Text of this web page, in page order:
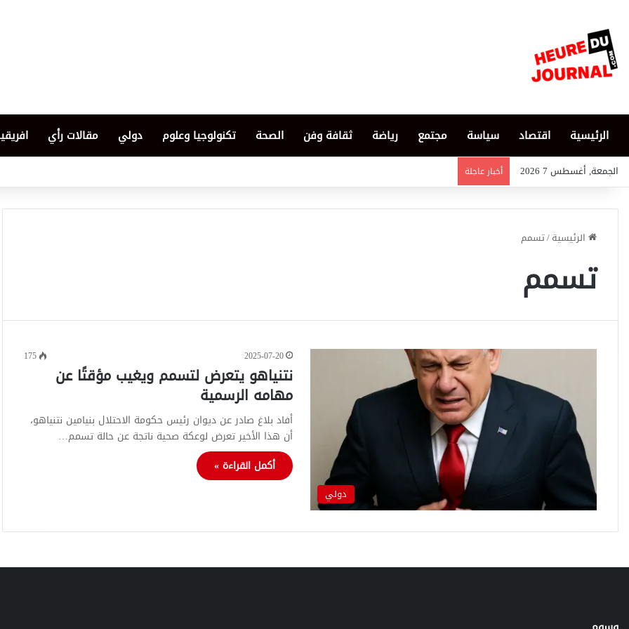
الرئيسية اقتصاد سياسة مجتمع رياضة ثقافة وفن الصحة تكنولوجيا وعلوم دولي مقالات رأي
الجمعة, أغسطس 7 2026 أخبار عاجلة
الرئيسية/تسمم
تسمم
دولي
2025-07-20
175
نتنياهو يتعرض لتسمم ويغيب مؤقتًا عن
مهامه الرسمية
أفاد بلاغ صادر عن ديوان رئيس حكومة الاحتلال بنيامين نتنياهو،
أن هذا الأخير تعرض لوعكة صحية ناتجة عن حالة تسمم…
أكمل القراءة »